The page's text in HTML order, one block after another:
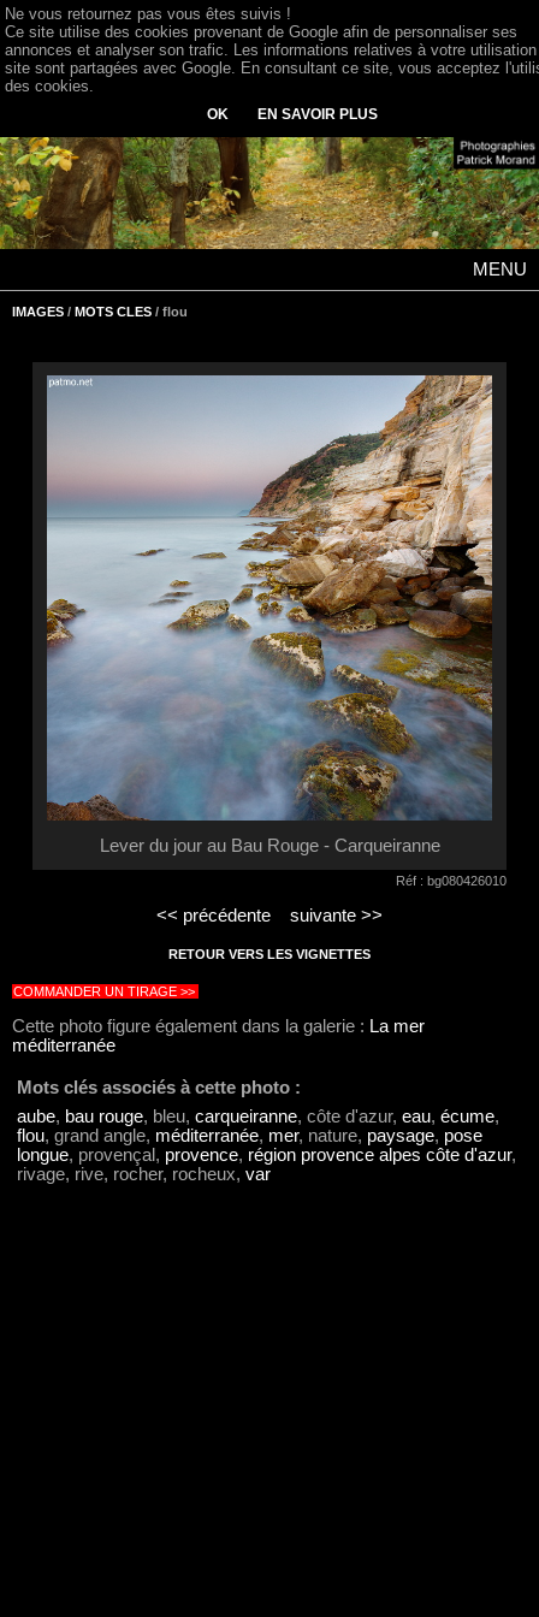
MENU
IMAGES / MOTS CLES / flou
Lever du jour au Bau Rouge - Carqueiranne
Réf : bg080426010
<< précédente suivante >>
RETOUR VERS LES VIGNETTES
COMMANDER UN TIRAGE >>
Cette photo figure également dans la galerie : La mer
méditerranée
Mots clés associés à cette photo :
aube, bau rouge, bleu, carqueiranne, côte d'azur, eau, écume,
flou, grand angle, méditerranée, mer, nature, paysage, pose
longue, provençal, provence, région provence alpes côte d'azur,
rivage, rive, rocher, rocheux, var
Ne vous retournez pas vous êtes suivis !
Ce site utilise des cookies provenant de Google afin de personnaliser ses
annonces et analyser son trafic. Les informations relatives à votre
site sont partagées avec Google. En consultant ce site, vous acceptez
des cookies.
OK EN SAVOIR PLUS